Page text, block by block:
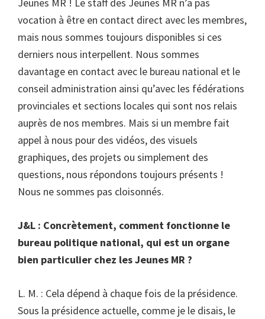
Jeunes MR ! Le staff des Jeunes MR n’a pas
vocation à être en contact direct avec les membres,
mais nous sommes toujours disponibles si ces
derniers nous interpellent. Nous sommes
davantage en contact avec le bureau national et le
conseil administration ainsi qu’avec les fédérations
provinciales et sections locales qui sont nos relais
auprès de nos membres. Mais si un membre fait
appel à nous pour des vidéos, des visuels
graphiques, des projets ou simplement des
questions, nous répondons toujours présents !
Nous ne sommes pas cloisonnés.
J&L : Concrètement, comment fonctionne le
bureau politique national, qui est un organe
bien particulier chez les Jeunes MR ?
L. M. : Cela dépend à chaque fois de la présidence.
Sous la présidence actuelle, comme je le disais, le